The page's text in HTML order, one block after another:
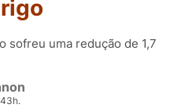
sofreu uma redução de 1,7